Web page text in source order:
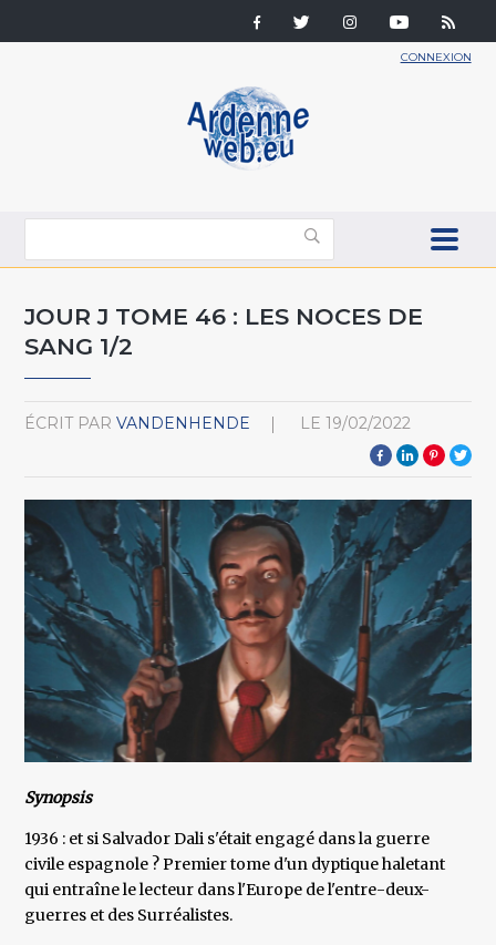
CONNEXION
JOUR J TOME 46 : LES NOCES DE
SANG 1/2
ÉCRIT PAR VANDENHENDE LE 19/02/2022
Synopsis
1936 : et si Salvador Dali s'était engagé dans la guerre
civile espagnole ? Premier tome d'un dyptique haletant
qui entraîne le lecteur dans l'Europe de l'entre-deux-
guerres et des Surréalistes.